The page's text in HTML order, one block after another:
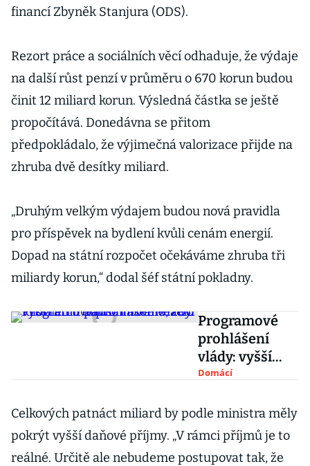
financí Zbyněk Stanjura (ODS).
Rezort práce a sociálních věcí odhaduje, že výdaje
na další růst penzí v průměru o 670 korun budou
činit 12 miliard korun. Výsledná částka se ještě
propočítává. Donedávna se přitom
předpokládalo, že výjimečná valorizace přijde na
zhruba dvě desítky miliard.
„Druhým velkým výdajem budou nová pravidla
pro příspěvek na bydlení kvůli cenám energií.
Dopad na státní rozpočet očekáváme zhruba tři
miliardy korun,“ dodal šéf státní pokladny.
Programové
prohlášení
vlády: vyšší
limit paušální
kilometrů
dálnic i nové
vězení
Domácí
Celkových patnáct miliard by podle ministra měly
pokrýt vyšší daňové příjmy. „V rámci příjmů je to
reálné. Určitě ale nebudeme postupovat tak, že